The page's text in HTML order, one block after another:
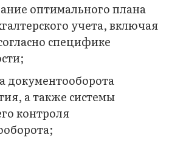
оптимального плана
учета, включая
специфике
документооборота
а также системы
контроля